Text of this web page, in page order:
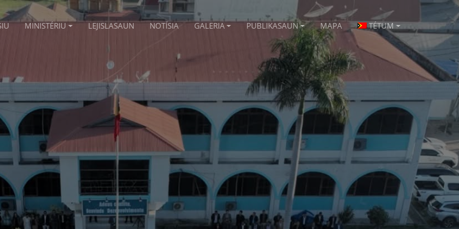
MINISTÉRIU LEJISLASAUN NOTÍSIA GALERIA PUBLIKASAUN MAPA TÉTUM